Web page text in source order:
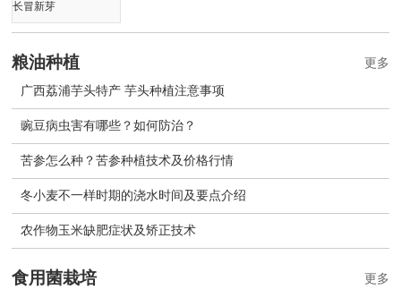
粮油种植
广西荔浦芋头特产 芋头种植注意事项
豌豆病虫害有哪些？如何防治？
苦参怎么种？苦参种植技术及价格行情
冬小麦不一样时期的浇水时间及要点介绍
农作物玉米缺肥症状及矫正技术
更多
食用菌栽培 更多